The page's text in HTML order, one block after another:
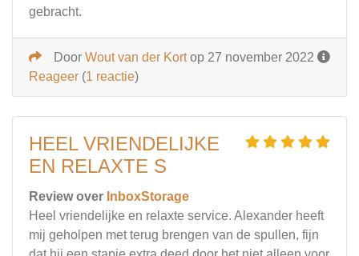
gebracht.
Door Wout van der Kortop 27 november 2022
Reageer (1 reactie)
HEEL VRIENDELIJKE
EN RELAXTE S
Review over InboxStorage
Heel vriendelijke en relaxte service. Alexander heeft
mij geholpen met terug brengen van de spullen, fijn